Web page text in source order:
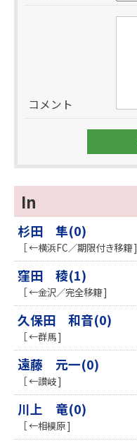
コメント
In
杉田 隼(0)
［ ←横浜FC／期限付き移籍 ]
窪田 稜(1)
［ ←金沢／完全移籍 ]
久保田 和音(0)
［ ←群馬 ]
遠藤 元一(0)
［ ←讃岐 ]
川上 竜(0)
［ ←相模原 ]